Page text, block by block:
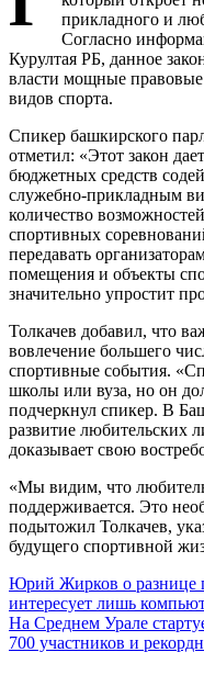
прикладного и
Согласно
Курултая РБ, данное
власти мощные
видов спорта.
Спикер башкирского
отметил: «Этот закон
бюджетных средств
служебно-прикладным
количество
спортивных
передавать
помещения и объекты
значительно упростит
Толкачев добавил, что
вовлечение большего
спортивные события.
школы или вуза, но он
подчеркнул спикер. В
развитие любительских
доказывает свою
«Мы видим, что
поддерживается. Это
подытожил Толкачев,
будущего спортивной
Навигация
по
записям
Юрий Жирков о разнице
интересует лишь
На Среднем Урале
700 участников и